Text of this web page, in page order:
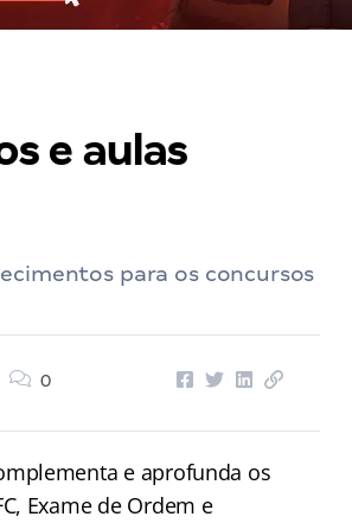
e aulas
para os concursos
0
e aprofunda os
Exame de Ordem e